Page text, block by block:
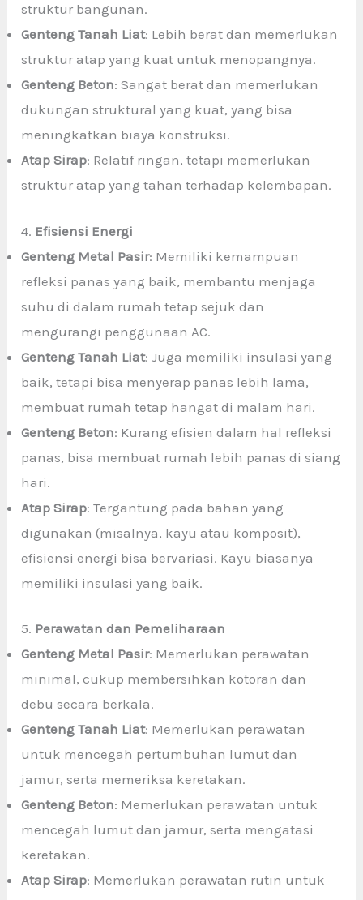
struktur bangunan.
Genteng Tanah Liat: Lebih berat dan memerlukan
struktur atap yang kuat untuk menopangnya.
Genteng Beton: Sangat berat dan memerlukan
dukungan struktural yang kuat, yang bisa
meningkatkan biaya konstruksi.
Atap Sirap: Relatif ringan, tetapi memerlukan
struktur atap yang tahan terhadap kelembapan.
4. Efisiensi Energi
Genteng Metal Pasir: Memiliki kemampuan
refleksi panas yang baik, membantu menjaga
suhu di dalam rumah tetap sejuk dan
mengurangi penggunaan AC.
Genteng Tanah Liat: Juga memiliki insulasi yang
baik, tetapi bisa menyerap panas lebih lama,
membuat rumah tetap hangat di malam hari.
Genteng Beton: Kurang efisien dalam hal refleksi
panas, bisa membuat rumah lebih panas di siang
hari.
Atap Sirap: Tergantung pada bahan yang
digunakan (misalnya, kayu atau komposit),
efisiensi energi bisa bervariasi. Kayu biasanya
memiliki insulasi yang baik.
5. Perawatan dan Pemeliharaan
Genteng Metal Pasir: Memerlukan perawatan
minimal, cukup membersihkan kotoran dan
debu secara berkala.
Genteng Tanah Liat: Memerlukan perawatan
untuk mencegah pertumbuhan lumut dan
jamur, serta memeriksa keretakan.
Genteng Beton: Memerlukan perawatan untuk
mencegah lumut dan jamur, serta mengatasi
keretakan.
Atap Sirap: Memerlukan perawatan rutin untuk